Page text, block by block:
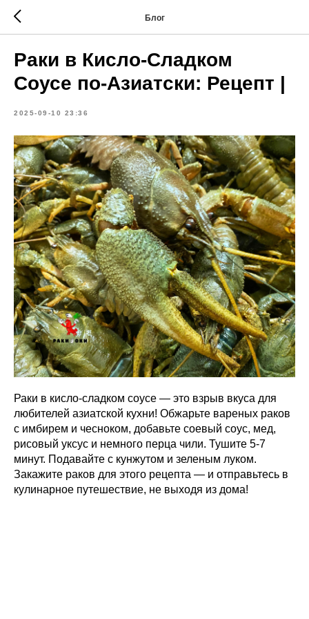
Блог
Раки в Кисло-Сладком
Соусе по-Азиатски: Рецепт |
2025-09-10 23:36
Раки в кисло-сладком соусе — это взрыв вкуса для
любителей азиатской кухни! Обжарьте вареных раков
с имбирем и чесноком, добавьте соевый соус, мед,
рисовый уксус и немного перца чили. Тушите 5-7
минут. Подавайте с кунжутом и зеленым луком.
Закажите раков для этого рецепта — и отправьтесь в
кулинарное путешествие, не выходя из дома!